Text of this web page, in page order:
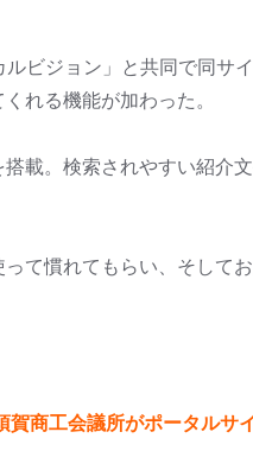
ビジョン」と共同で同サ
れる機能が加わった。
載。検索されやすい紹介
て慣れてもらい、そして
商工会議所がポータルサ